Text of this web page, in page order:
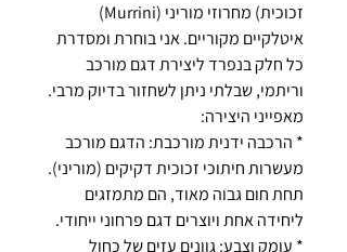
זכוכית) מחרוזי מוריני (Murrini)
איטלקיים מקוריים. אני בוחרת ומסדרת
כל חלק בנפרד ליצירת דגם מורכב
וריתמי, שבלתי ניתן לשחזור בדיוק מרבי.
מאפייני היצירה:
* הרכבה ידנית מורכבת: הדגם מורכב
מעשרות חיתוכי זכוכית דקיקים (מוריני).
תחת חום גבוה מאוד, הם מתמזגים
ליחידה אחת ויוצרים דגם פרחוני ייחודי.
* עומק וצבע: גוונים עזים של כחול